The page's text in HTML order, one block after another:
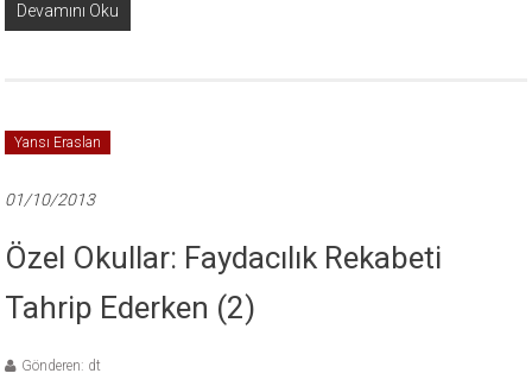
Devamını Oku
Yansı Eraslan
01/10/2013
Özel Okullar: Faydacılık Rekabeti
Tahrip Ederken (2)
Gönderen: dt